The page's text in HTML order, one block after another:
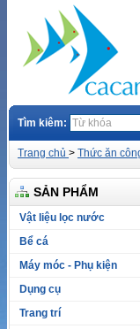
Tìm kiêm:
Trang chủ > Thức ăn
SẢN PHẨM
Vật liệu lọc nước
Bể cá
Máy móc - Phụ kiện
Dụng cụ
Trang trí